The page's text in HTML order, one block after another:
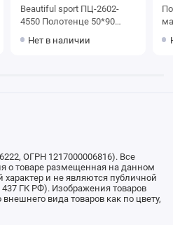
Beautiful sport ПЦ-2602-
4550 Полотенце 50*90
Нет в наличии
ОГРН 1217000006816). Все
о товаре размещенная на данном
и не являются публичной
437 ГК РФ). Изображения товаров
внешнего вида товаров как по цвету,